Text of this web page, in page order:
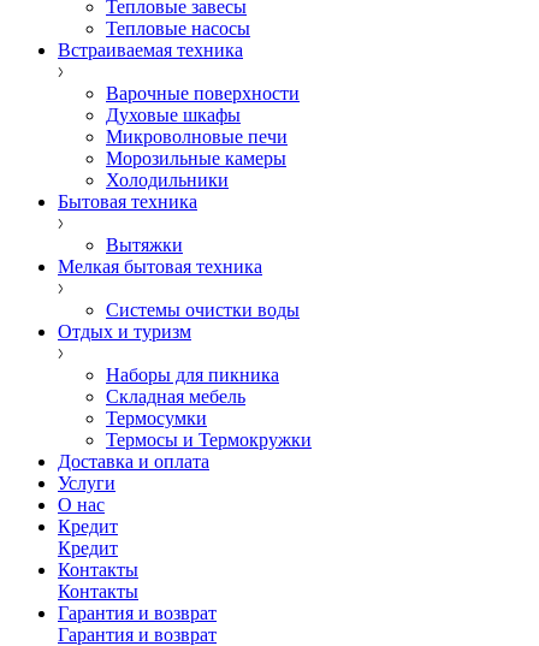
Тепловые завесы
Тепловые насосы
Встраиваемая техника
Варочные поверхности
Духовые шкафы
Микроволновые печи
Морозильные камеры
Холодильники
Бытовая техника
Вытяжки
Мелкая бытовая техника
Системы очистки воды
Отдых и туризм
Наборы для пикника
Складная мебель
Термосумки
Термосы и Термокружки
Доставка и оплата
Услуги
О нас
Кредит
Кредит
Контакты
Контакты
Гарантия и возврат
Гарантия и возврат